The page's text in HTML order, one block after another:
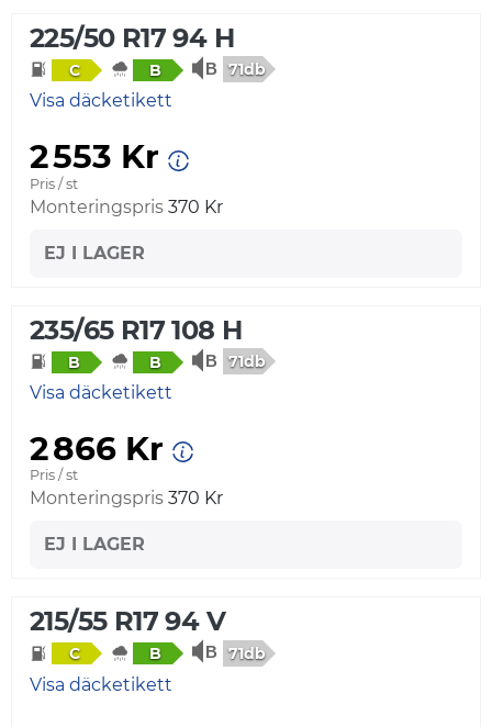
225/50 R17 94 H
C B 71db
Visa däcketikett
2 553 Kr
Pris / st
Monteringspris 370 Kr
EJ I LAGER
235/65 R17 108 H
B B 71db
Visa däcketikett
2 866 Kr
Pris / st
Monteringspris 370 Kr
EJ I LAGER
215/55 R17 94 V
C B 71db
Visa däcketikett